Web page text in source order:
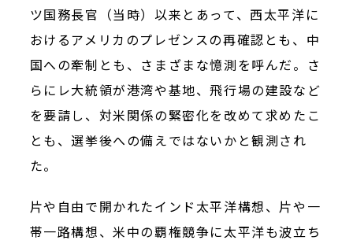
ツ国務長官（当時）以来とあって、西太平洋に
おけるアメリカのプレゼンスの再確認とも、中
国への牽制とも、さまざまな憶測を呼んだ。さ
らにレ大統領が港湾や基地、飛行場の建設など
を要請し、対米関係の緊密化を改めて求めたこ
とも、選挙後への備えではないかと観測され
た。
片や自由で開かれたインド太平洋構想、片や一
帯一路構想、米中の覇権競争に太平洋も波立ち